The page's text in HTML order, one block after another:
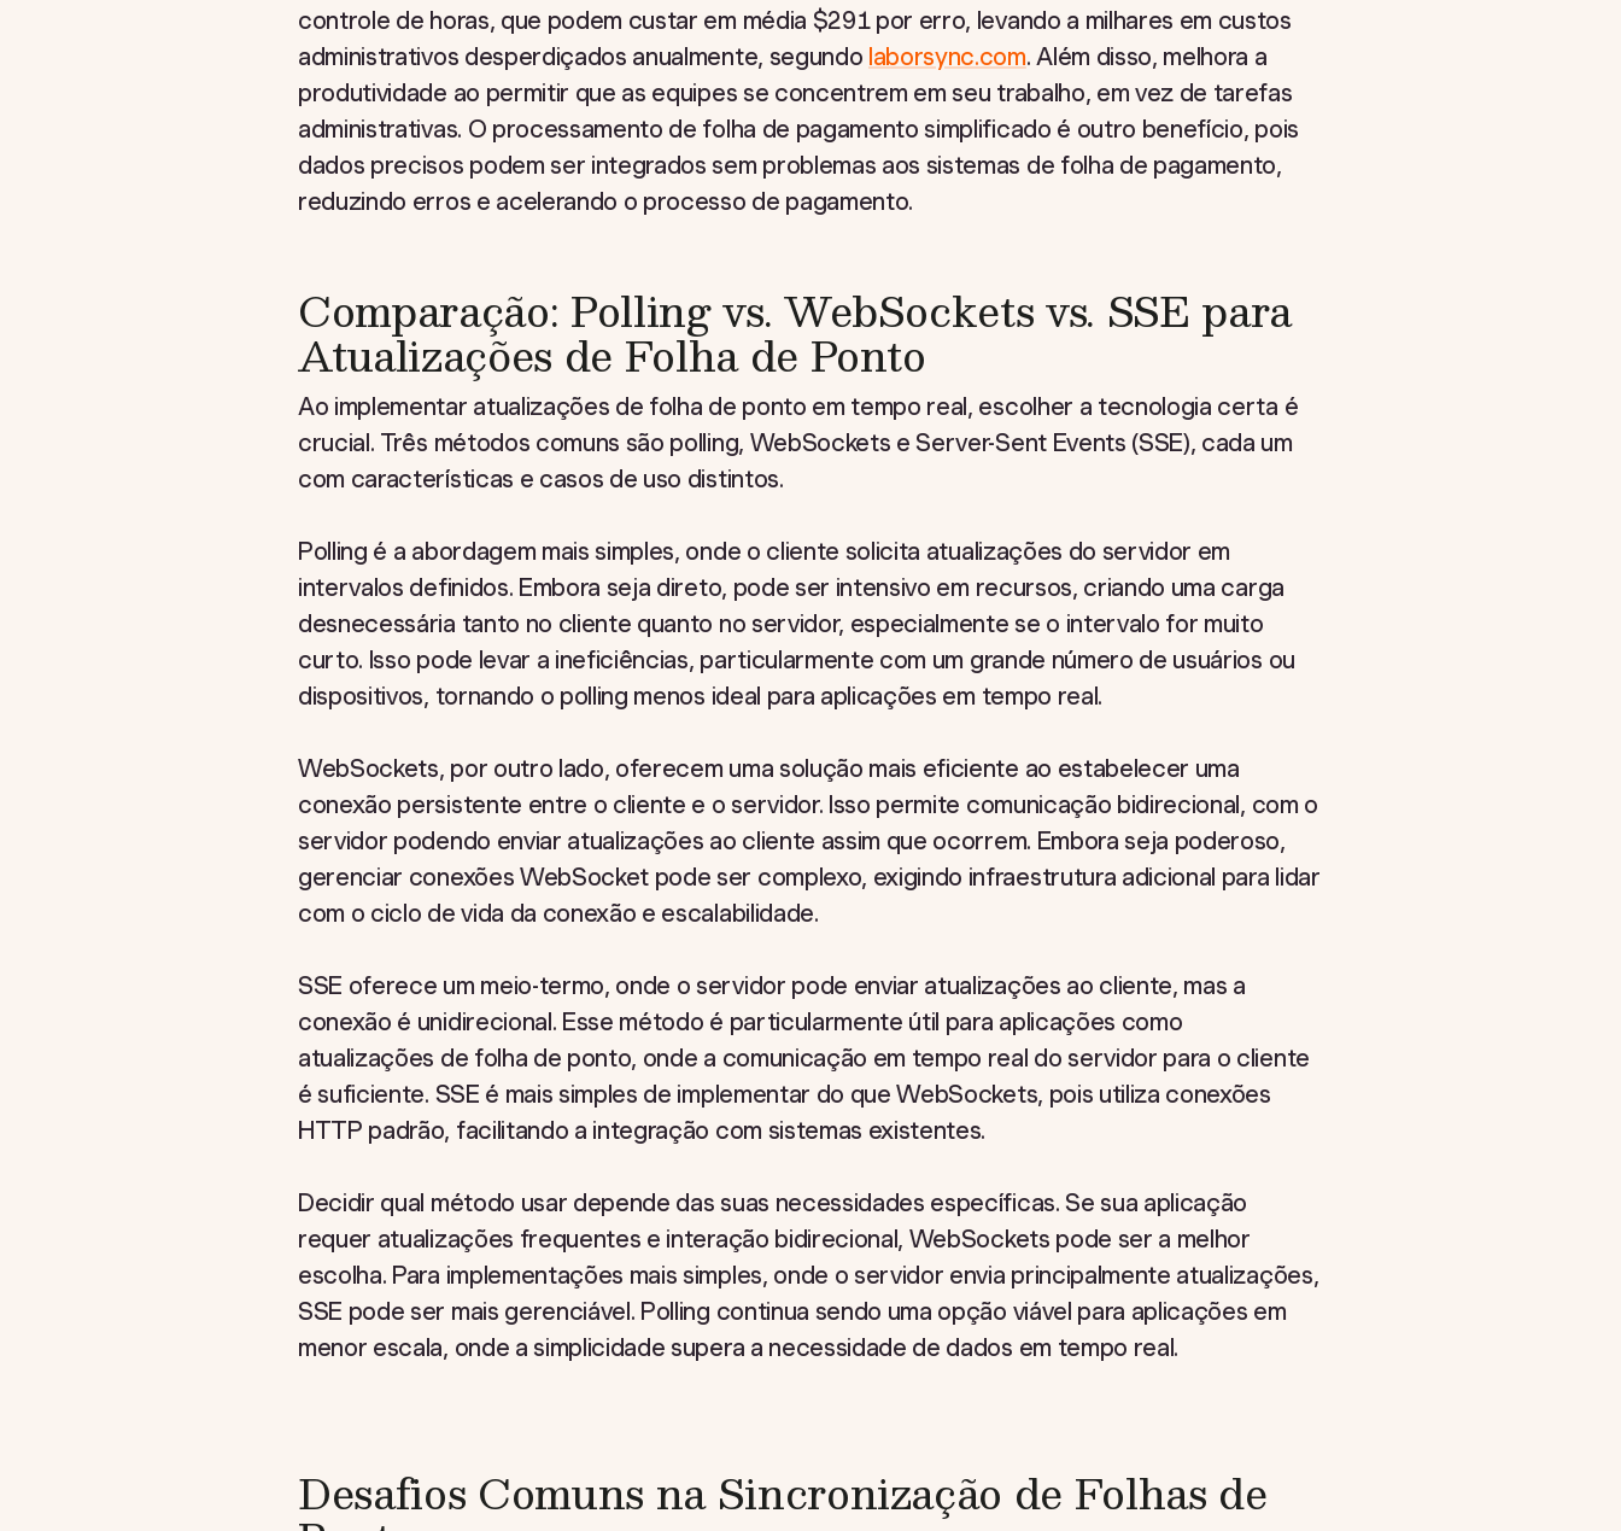
controle de horas, que podem custar em média $291 por erro, levando a milhares em custos
administrativos desperdiçados anualmente, segundo laborsync.com. Além disso, melhora a
produtividade ao permitir que as equipes se concentrem em seu trabalho, em vez de tarefas
administrativas. O processamento de folha de pagamento simplificado é outro benefício, pois
dados precisos podem ser integrados sem problemas aos sistemas de folha de pagamento,
reduzindo erros e acelerando o processo de pagamento.
Comparação: Polling vs. WebSockets vs. SSE para
Atualizações de Folha de Ponto
Ao implementar atualizações de folha de ponto em tempo real, escolher a tecnologia certa é
crucial. Três métodos comuns são polling, WebSockets e Server-Sent Events (SSE), cada um
com características e casos de uso distintos.
Polling é a abordagem mais simples, onde o cliente solicita atualizações do servidor em
intervalos definidos. Embora seja direto, pode ser intensivo em recursos, criando uma carga
desnecessária tanto no cliente quanto no servidor, especialmente se o intervalo for muito
curto. Isso pode levar a ineficiências, particularmente com um grande número de usuários ou
dispositivos, tornando o polling menos ideal para aplicações em tempo real.
WebSockets, por outro lado, oferecem uma solução mais eficiente ao estabelecer uma
conexão persistente entre o cliente e o servidor. Isso permite comunicação bidirecional, com o
servidor podendo enviar atualizações ao cliente assim que ocorrem. Embora seja poderoso,
gerenciar conexões WebSocket pode ser complexo, exigindo infraestrutura adicional para lidar
com o ciclo de vida da conexão e escalabilidade.
SSE oferece um meio-termo, onde o servidor pode enviar atualizações ao cliente, mas a
conexão é unidirecional. Esse método é particularmente útil para aplicações como
atualizações de folha de ponto, onde a comunicação em tempo real do servidor para o cliente
é suficiente. SSE é mais simples de implementar do que WebSockets, pois utiliza conexões
HTTP padrão, facilitando a integração com sistemas existentes.
Decidir qual método usar depende das suas necessidades específicas. Se sua aplicação
requer atualizações frequentes e interação bidirecional, WebSockets pode ser a melhor
escolha. Para implementações mais simples, onde o servidor envia principalmente atualizações,
SSE pode ser mais gerenciável. Polling continua sendo uma opção viável para aplicações em
menor escala, onde a simplicidade supera a necessidade de dados em tempo real.
Desafios Comuns na Sincronização de Folhas de